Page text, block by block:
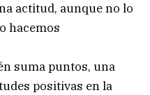
actitud, aunque no lo
hacemos
suma puntos, una
positivas en la